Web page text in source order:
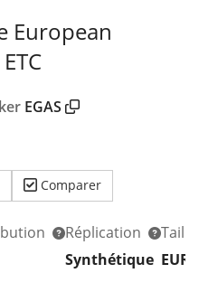
European
EGAS
Comparer
Réplication
Synthétique EUR